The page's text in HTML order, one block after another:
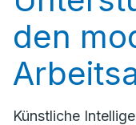
den
Künstliche